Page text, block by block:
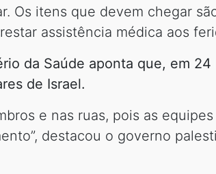
Os itens que devem chegar
assistência médica aos
da Saúde aponta que, em
de Israel.
e nas ruas, pois as
destacou o governo